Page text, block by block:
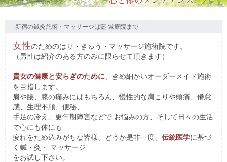
新宿の鍼灸施術・マッサージは藍 鍼療院まで
女性のためのはり・きゅう・マッサージ施術院です。
（男性は紹介のある方のみに限らせて頂きます）
貴女の健康と安らぎのために 、きめ細かいオーダーメイド施術
を目指します。
肩や腰、膝の痛みにはもちろん、慢性的な肩こりや頭痛、倦怠
感、生理不順、便秘、
手足の冷え、更年期障害などで お悩みの方、そして日々の生活
で心にも体にも
疲れをため込みがちな皆様、どうか是非一度、 伝統医学に基づ
く鍼・灸・ マッサージ
をお試し下さい。